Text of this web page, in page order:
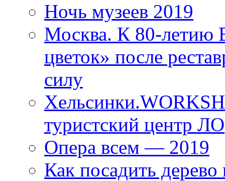
Ночь музеев 2019
Москва. К 80-
цветок» после
силу
туристский центр ЛО
Опера всем — 2019
Как посадить дерево